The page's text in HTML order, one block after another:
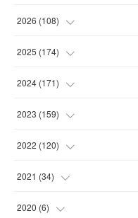
2026 (108)
(6)
(15
(15
(13
2025 (174)
(14
(14
(15
(15
2024 (171)
(13
(13
(15
(
2023 (159)
(14
(14 )
(
2022 (120)
(14 )
( 13
2021 (34)
( )
2020 (6)